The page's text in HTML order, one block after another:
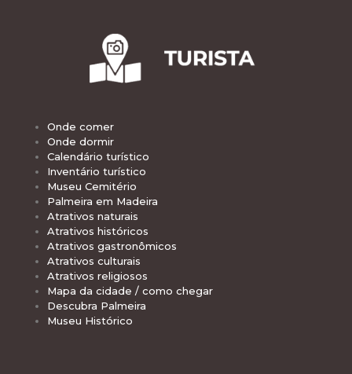
Onde comer
Onde dormir
Calendário turístico
Inventário turístico
Museu Cemitério
Palmeira em Madeira
Atrativos naturais
Atrativos históricos
Atrativos gastronômicos
Atrativos culturais
Atrativos religiosos
Mapa da cidade / como chegar
Descubra Palmeira
Museu Histórico